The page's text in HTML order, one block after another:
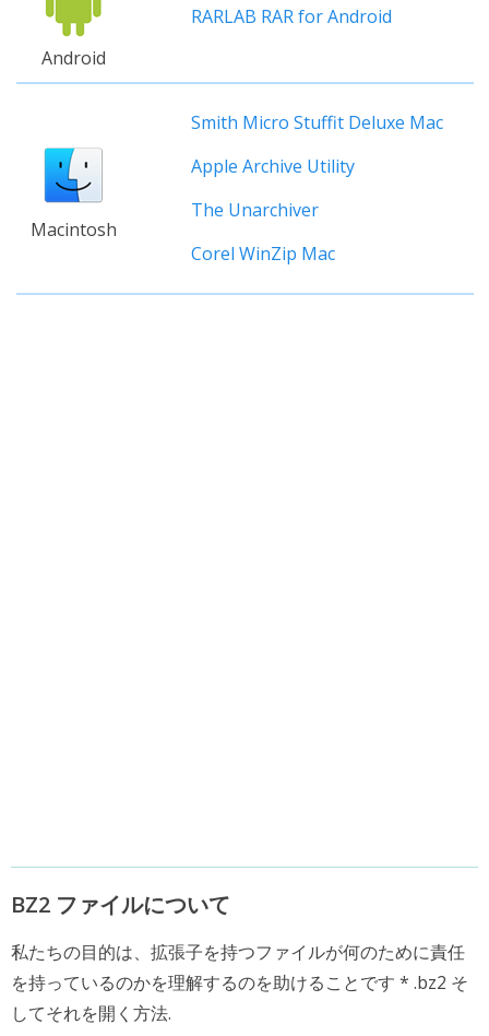
Android
RARLAB RAR for Android
Macintosh
Smith Micro Stuffit Deluxe Mac
Apple Archive Utility
The Unarchiver
Corel WinZip Mac
BZ2 ファイルについて
私たちの目的は、拡張子を持つファイルが何のために責任
を持っているのかを理解するのを助けることです * .bz2 そ
してそれを開く方法.